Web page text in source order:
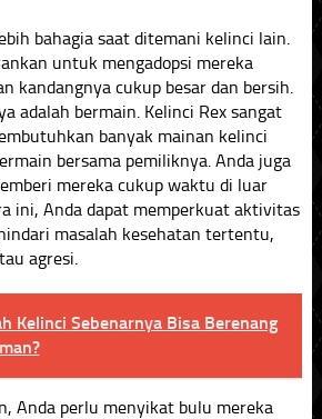
bahagia saat ditemani kelinci lain.
untuk mengadopsi mereka
kandangnya cukup besar dan bersih.
adalah bermain. Kelinci Rex sangat
banyak mainan kelinci
bersama pemiliknya. Anda juga
mereka cukup waktu di luar
ini, Anda dapat memperkuat aktivitas
masalah kesehatan tertentu,
agresi.
Kelinci Sebenarnya Bisa Berenang
Anda perlu menyikat bulu mereka